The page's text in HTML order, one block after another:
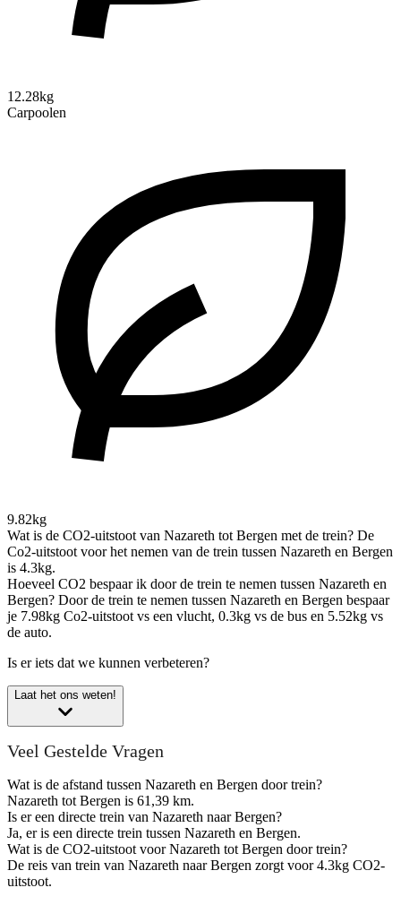
12.28kg
Carpoolen
9.82kg
Wat is de CO2-uitstoot van Nazareth tot Bergen met de trein? De
Co2-uitstoot voor het nemen van de trein tussen Nazareth en Bergen
is 4.3kg.
Hoeveel CO2 bespaar ik door de trein te nemen tussen Nazareth en
Bergen? Door de trein te nemen tussen Nazareth en Bergen bespaar
je 7.98kg Co2-uitstoot vs een vlucht, 0.3kg vs de bus en 5.52kg vs
de auto.
Is er iets dat we kunnen verbeteren?
Laat het ons weten!
Veel Gestelde Vragen
Wat is de afstand tussen Nazareth en Bergen door trein?
Nazareth tot Bergen is 61,39 km.
Is er een directe trein van Nazareth naar Bergen?
Ja, er is een directe trein tussen Nazareth en Bergen.
Wat is de CO2-uitstoot voor Nazareth tot Bergen door trein?
De reis van trein van Nazareth naar Bergen zorgt voor 4.3kg CO2-
uitstoot.